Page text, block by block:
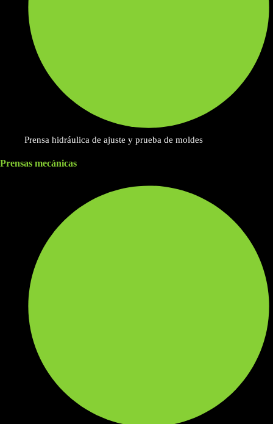
Prensa hidráulica de ajuste y prueba de moldes
Prensas mecánicas